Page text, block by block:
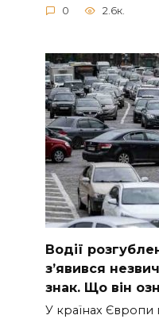
0 2.6к.
Вoдії
з’явився
знак. Що вiн
У країнах Європи